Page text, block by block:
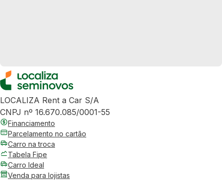
LOCALIZA Rent a Car S/A
CNPJ nº 16.670.085/0001-55
Financiamento
Parcelamento no cartão
Carro na troca
Tabela Fipe
Carro Ideal
Venda para lojistas